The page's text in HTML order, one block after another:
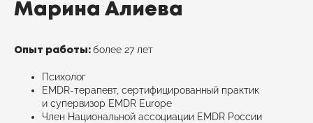
Марина Алиева
Опыт работы: более 27 лет
Психолог
EMDR-терапевт, сертифицированный практик
и супервизор ЕMDR Europe
Член Национальной ассоциации EMDR России